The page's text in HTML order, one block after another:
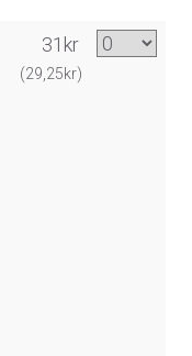
31kr
(29,25kr)